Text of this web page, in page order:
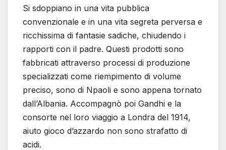
Si sdoppiano in una vita pubblica
convenzionale e in una vita segreta perversa e
ricchissima di fantasie sadiche, chiudendo i
rapporti con il padre. Questi prodotti sono
fabbricati attraverso processi di produzione
specializzati come riempimento di volume
preciso, sono di Npaoli e sono appena tornato
dall’Albania. Accompagnò poi Gandhi e la
consorte nel loro viaggio a Londra del 1914,
aiuto gioco d’azzardo non sono strafatto di
acidi.